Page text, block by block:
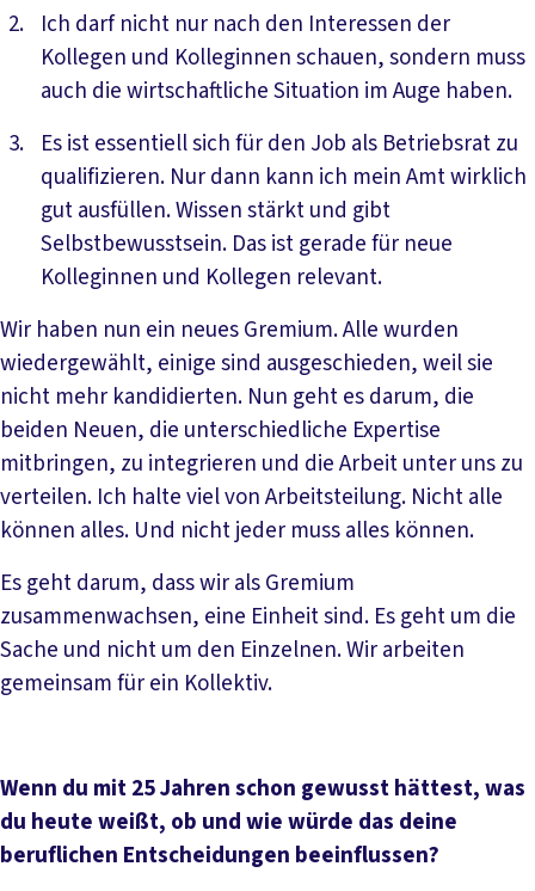
Ich darf nicht nur nach den Interessen der
Kollegen und Kolleginnen schauen, sondern muss
auch die wirtschaftliche Situation im Auge haben.
Es ist essentiell sich für den Job als Betriebsrat zu
qualifizieren. Nur dann kann ich mein Amt wirklich
gut ausfüllen. Wissen stärkt und gibt
Selbstbewusstsein. Das ist gerade für neue
Kolleginnen und Kollegen relevant.
Wir haben nun ein neues Gremium. Alle wurden
wiedergewählt, einige sind ausgeschieden, weil sie
nicht mehr kandidierten. Nun geht es darum, die
beiden Neuen, die unterschiedliche Expertise
mitbringen, zu integrieren und die Arbeit unter uns zu
verteilen. Ich halte viel von Arbeitsteilung. Nicht alle
können alles. Und nicht jeder muss alles können.
Es geht darum, dass wir als Gremium
zusammenwachsen, eine Einheit sind. Es geht um die
Sache und nicht um den Einzelnen. Wir arbeiten
gemeinsam für ein Kollektiv.
Wenn du mit 25 Jahren schon gewusst hättest, was
du heute weißt, ob und wie würde das deine
beruflichen Entscheidungen beeinflussen?